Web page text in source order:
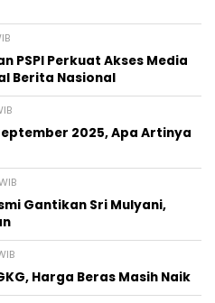
PSPI Perkuat Akses Media
Berita Nasional
2025, Apa Artinya
Gantikan Sri Mulyani,
Harga Beras Masih Naik